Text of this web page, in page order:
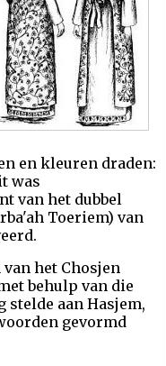
en kleuren draden:
was
van het dubbel
Toeriem) van
het Chosjen
behulp van die
stelde aan Hasjem,
gevormd